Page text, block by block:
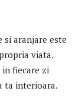
si aranjare este
viata.
fiecare zi
ta interioara.